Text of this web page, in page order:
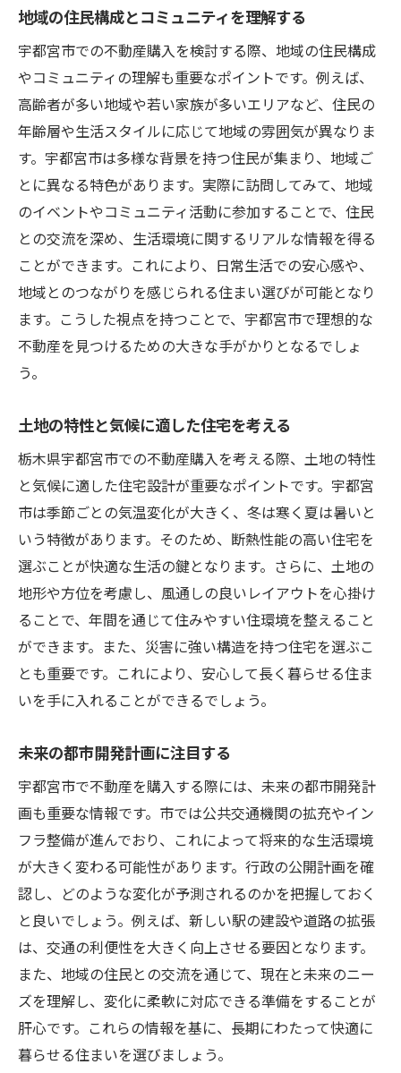
将来の売却を見据えた購入判断
ランニングコストを見逃さない
宇都宮市での不動産購入初心者向けガイド
初めてでも安心！購入の流れを徹底解説
初心者が知っておくべき市場の基本
専門用語を理解してトラブルを防ぐ
プロに相談すべきタイミングとは
費用計画をスムーズに進めるために
地域特性を反映した住まい選びの初歩
地域に根ざした不動産購入の戦略的なアプロー
チ
地域密着型不動産会社の選び方
地域特有の法令と規制を理解する
コミュニティのニーズに応える住まい作り
地元の声を反映した物件選び
地域の住民構成とコミュニティを理解する
宇都宮市での不動産購入を検討する際、地域の住民構成
やコミュニティの理解も重要なポイントです。例えば、
高齢者が多い地域や若い家族が多いエリアなど、住民の
年齢層や生活スタイルに応じて地域の雰囲気が異なりま
す。宇都宮市は多様な背景を持つ住民が集まり、地域ご
とに異なる特色があります。実際に訪問してみて、地域
のイベントやコミュニティ活動に参加することで、住民
との交流を深め、生活環境に関するリアルな情報を得る
ことができます。これにより、日常生活での安心感や、
地域とのつながりを感じられる住まい選びが可能となり
ます。こうした視点を持つことで、宇都宮市で理想的な
不動産を見つけるための大きな手がかりとなるでしょ
う。
土地の特性と気候に適した住宅を考える
栃木県宇都宮市での不動産購入を考える際、土地の特性
と気候に適した住宅設計が重要なポイントです。宇都宮
市は季節ごとの気温変化が大きく、冬は寒く夏は暑いと
いう特徴があります。そのため、断熱性能の高い住宅を
選ぶことが快適な生活の鍵となります。さらに、土地の
地形や方位を考慮し、風通しの良いレイアウトを心掛け
ることで、年間を通じて住みやすい住環境を整えること
ができます。また、災害に強い構造を持つ住宅を選ぶこ
とも重要です。これにより、安心して長く暮らせる住ま
いを手に入れることができるでしょう。
未来の都市開発計画に注目する
宇都宮市で不動産を購入する際には、未来の都市開発計
画も重要な情報です。市では公共交通機関の拡充やイン
フラ整備が進んでおり、これによって将来的な生活環境
が大きく変わる可能性があります。行政の公開計画を確
認し、どのような変化が予測されるのかを把握しておく
と良いでしょう。例えば、新しい駅の建設や道路の拡張
は、交通の利便性を大きく向上させる要因となります。
また、地域の住民との交流を通じて、現在と未来のニー
ズを理解し、変化に柔軟に対応できる準備をすることが
肝心です。これらの情報を基に、長期にわたって快適に
暮らせる住まいを選びましょう。